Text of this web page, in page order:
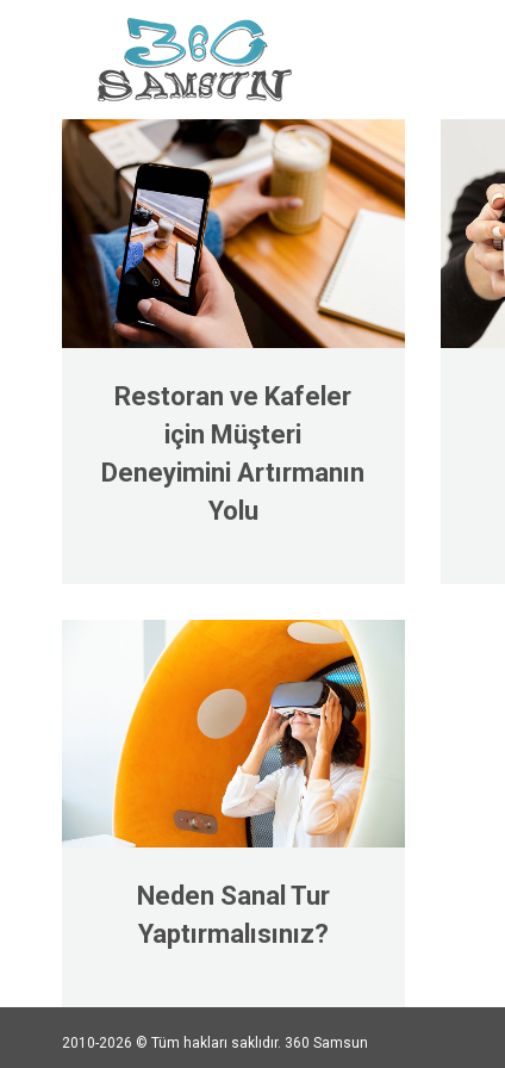
Restoran ve Kafeler
için Müşteri
Deneyimini Artırmanın
Yolu
Neden Sanal Tur
Yaptırmalısınız?
2010-2026 © Tüm hakları saklıdır. 360 Samsun